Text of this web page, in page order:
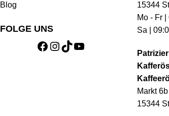
Blog
FOLGE UNS
Facebook
Instagram
TikTokYouTube
15344
Mo - Fr
Sa |
Patrizier
Markt 6b
15344